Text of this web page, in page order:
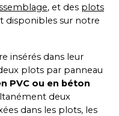
, et des plots
disponibles sur notre
insérés dans leur
plots par panneau
PVC ou en béton
deux
dans les plots, les